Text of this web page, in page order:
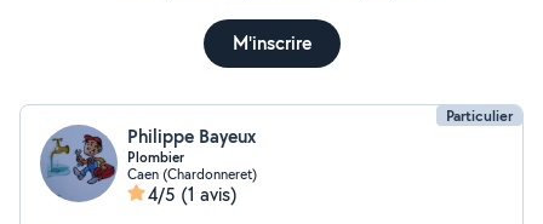
M'inscrire
Particulier
Philippe Bayeux
Plombier
Caen (Chardonneret)
4/5 (1 avis)